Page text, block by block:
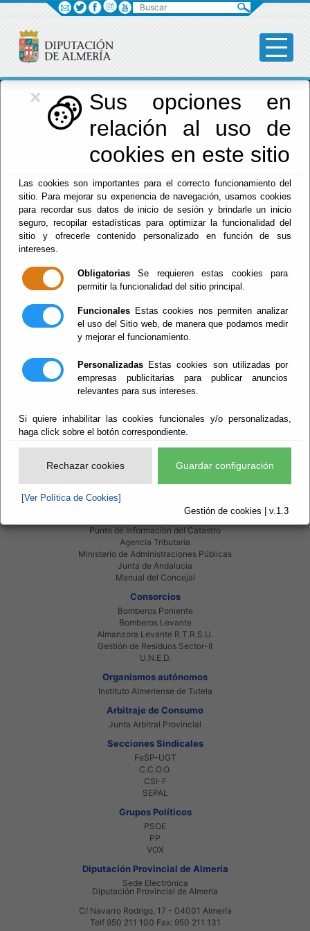
×
Sus opciones en
relación al uso de
cookies en este sitio
Las cookies son importantes para el correcto funcionamiento del
sitio. Para mejorar su experiencia de navegación, usamos cookies
para recordar sus datos de inicio de sesión y brindarle un inicio
seguro, recopilar estadísticas para optimizar la funcionalidad del
sitio y ofrecerle contenido personalizado en función de sus
intereses.
Obligatorias Se requieren estas cookies para
permitir la funcionalidad del sitio principal.
Funcionales Estas cookies nos permiten analizar
el uso del Sitio web, de manera que podamos medir
y mejorar el funcionamiento.
Personalizadas Estas cookies son utilizadas por
empresas publicitarias para publicar anuncios
relevantes para sus intereses.
Si quiere inhabilitar las cookies funcionales y/o personalizadas,
haga click sobre el botón correspondiente.
Rechazar cookies Guardar configuración
[Ver Política de Cookies]
Gestión de cookies | v.1.3
Diputación
Menú Diputación
Escuchar
CONFERENCIA ARTE
SACRO LA ESCUELA
MURCIANA
SEPTIEMBRE 2026
Del : 17/09/2026 Al: 31/08/2026
Perido: 09 - Septiembre
Tipo: Arte y Cultura
Ver evento
Red Provincial
Intranet Provincial
Intranet Adheridos
Intranet Beneficiarios
Red Provincial
Enlaces de interés
Punto de Informacion del Catastro
Agencia Tributaria
Ministerio de Administraciones Públicas
Junta de Andalucia
Manual del Concejal
Consorcios
Bomberos Poniente
Bomberos Levante
Almanzora Levante R.T.R.S.U.
Gestión de Residuos Sector-II
U.N.E.D.
Organismos autónomos
Instituto Almeriense de Tutela
Arbitraje de Consumo
Junta Arbitral Provincial
Secciones Sindicales
FeSP-UGT
C.C.O.O.
CSI-F
SEPAL
Grupos Políticos
PSOE
PP
VOX
Diputación Provincial de Almería
Sede Electrónica
Diputación Provincial de Almería
C/ Navarro Rodrigo, 17 - 04001 Almería
Telf 950 211 100 Fax: 950 211 131
Buscar